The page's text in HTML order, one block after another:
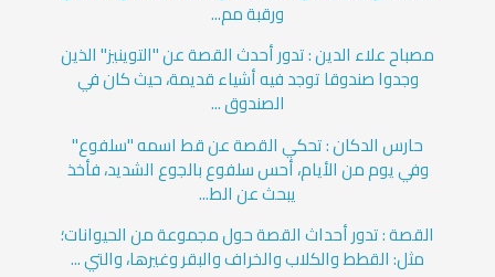
ورقبة مم...
مصباح علاء الدين : تدور أحدث القصة عن "التوينيز" الذين
وجدوا صندوقا توجد فيه أشياء قديمة، حيث كان في
الصندوق ...
حارس الدكان : تحكي القصة عن قط اسمه "سلفوع"
وفي يوم من الأيام، أحس سلفوع بالجوع الشديد، فأخذ
يبحث عن الط...
القصة : تدور أحداث القصة حول مجموعة من الحيوانات؛
مثل: القطط والكلاب والخراف والبقر وغيرها، والتي ...